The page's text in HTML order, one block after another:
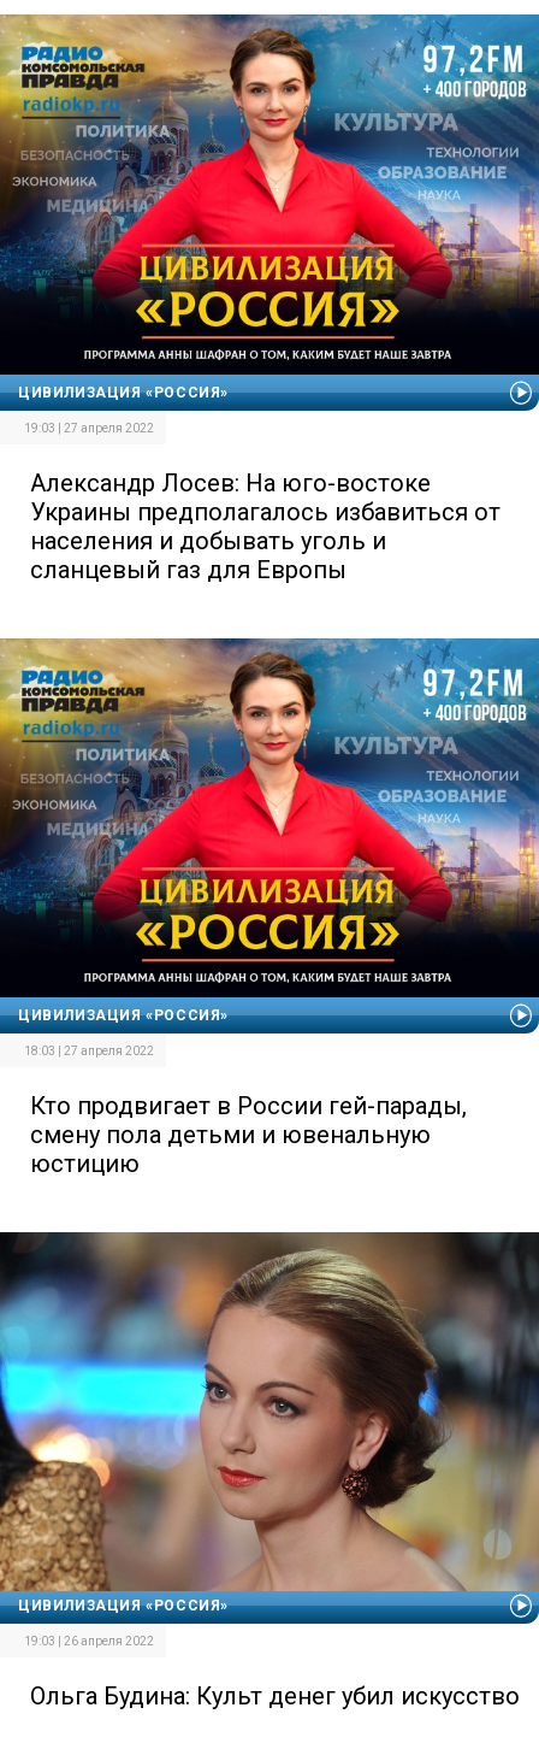
ЦИВИЛИЗАЦИЯ «РОССИЯ»
19:03 | 27 апреля 2022
Александр Лосев: На юго-востоке
Украины предполагалось избавиться от
населения и добывать уголь и
сланцевый газ для Европы
ЦИВИЛИЗАЦИЯ «РОССИЯ»
18:03 | 27 апреля 2022
Кто продвигает в России гей-парады,
смену пола детьми и ювенальную
юстицию
ЦИВИЛИЗАЦИЯ «РОССИЯ»
19:03 | 26 апреля 2022
Ольга Будина: Культ денег убил искусство